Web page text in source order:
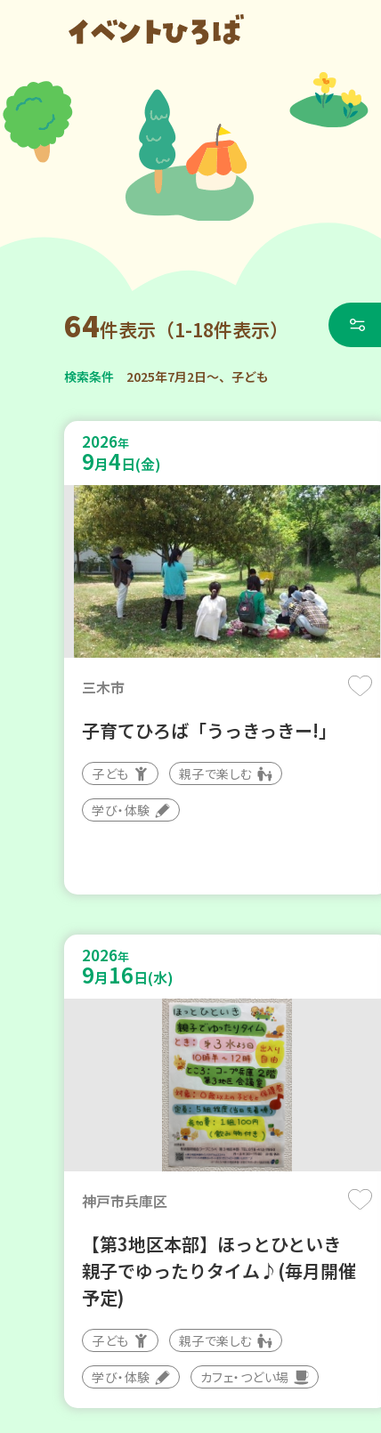
64件表示（1-18件表示）
検索条件 2025年7月2日～、子ども
2026年
9月4日(金)
三木市
子育てひろば「うっきっきー!」
子ども 親子で楽しむ
学び・体験
2026年
9月 16日(水)
神戸市兵庫区
【第3地区本部】ほっとひといき
親子でゆったりタイム♪(毎月開催
予定)
子ども 親子で楽しむ
学び・体験 カフェ・つどい場